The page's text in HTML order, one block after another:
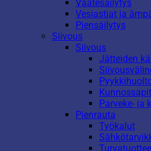
Vaatesäilytys
Vesiastiat ja
Piensäilytys
Siivous
Siivous
Jätteiden
Parveke- ja
Pienrauta
Työkalut